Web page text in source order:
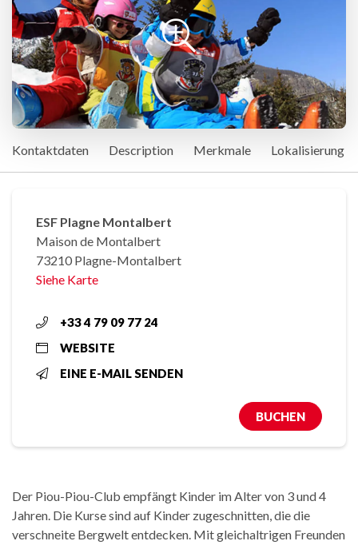
Kontaktdaten Description Merkmale Lokalisierung
ESF Plagne Montalbert
Maison de Montalbert
73210 Plagne-Montalbert
Siehe Karte
+33 4 79 09 77 24
WEBSITE
EINE E-MAIL SENDEN
BUCHEN
Der Piou-Piou-Club empfängt Kinder im Alter von 3 und 4
Jahren. Die Kurse sind auf Kinder zugeschnitten, die die
verschneite Bergwelt entdecken. Mit gleichaltrigen Freunden